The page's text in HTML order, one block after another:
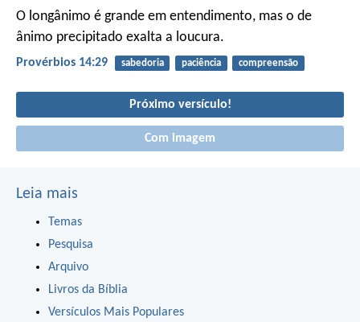
O longânimo é grande em entendimento, mas o de
ânimo precipitado exalta a loucura.
Provérbios 14:29 sabedoria paciência compreensão
Próximo versículo!
Com imagem
Leia mais
Temas
Pesquisa
Arquivo
Livros da Bíblia
Versículos Mais Populares